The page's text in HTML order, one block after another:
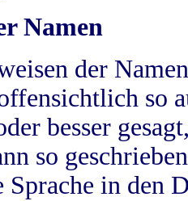
Namen
der
so
besser
so
Sprache in